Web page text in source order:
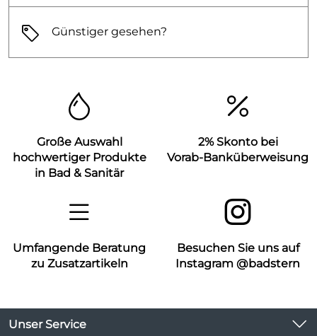
Günstiger gesehen?
Große Auswahl
hochwertiger Produkte
in Bad & Sanitär
2% Skonto bei
Vorab-Banküberweisung
Umfangende Beratung
zu Zusatzartikeln
Besuchen Sie uns auf
Instagram @badstern
Unser Service